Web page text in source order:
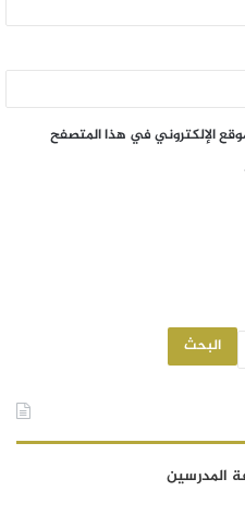
الإلكتروني في هذا المتصفح
البحث
المدرسين